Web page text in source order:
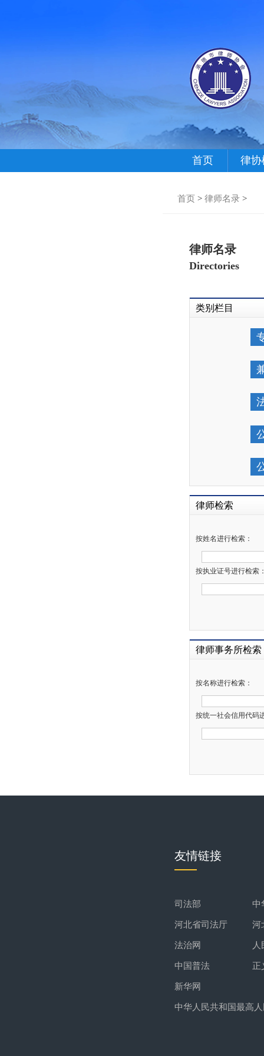
首页 律协
首页 > 律师名录 >
律师名录
Directories
类别栏目
律师检索
按姓名进行检索：
按执业证号进行检索
律师事务所检索
按名称进行检索：
按统一社会信用代码
友情链接
司法部 中
河北省司法厅 河
法治网 人
中国普法 正
新华网
中华人民共和国最高